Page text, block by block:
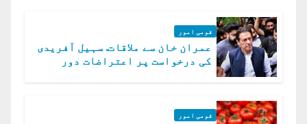
قومی امور
عمران خان سے ملاقات. سہیل آفریدی
کی درخواست پر اعتراضات دور
قومی امور